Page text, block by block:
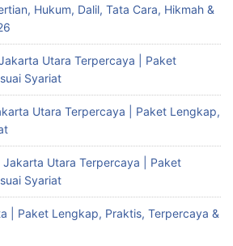
Hukum, Dalil, Tata Cara, Hikmah &
Utara Terpercaya | Paket
Syariat
Utara Terpercaya | Paket Lengkap,
Jakarta Utara Terpercaya | Paket
Syariat
| Paket Lengkap, Praktis, Terpercaya &